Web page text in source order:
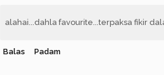
alahai...dahla favourite...terpaksa fikir
Balas Padam